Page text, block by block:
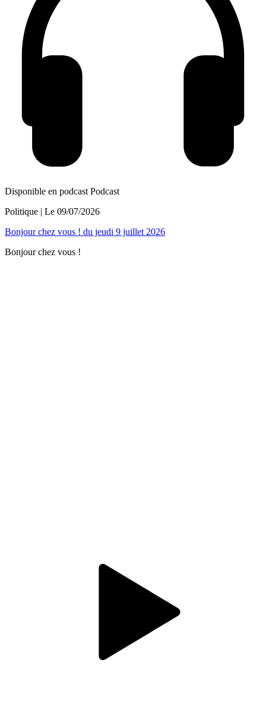
Disponible en podcast Podcast
Politique | Le 09/07/2026
Bonjour chez vous ! du jeudi 9 juillet 2026
Bonjour chez vous !